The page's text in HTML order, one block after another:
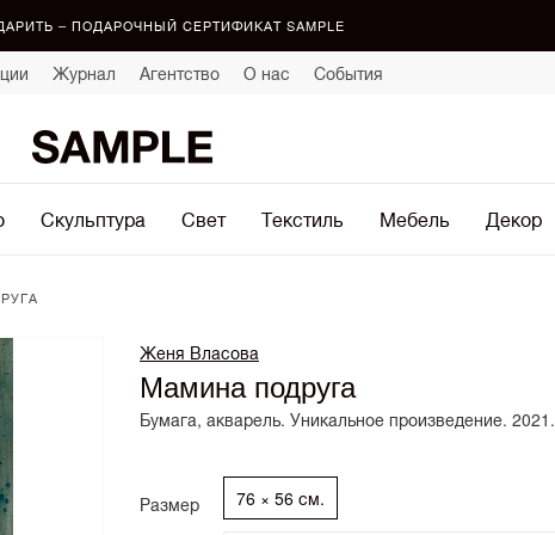
– ПОДАРОЧНЫЙ СЕРТИФИКАТ SAMPLE
Журнал Агентство О нас События
Скульптура Свет Текстиль Мебель Декор
Женя Власова
Мамина подруга
Бумага, акварель. Уникальное произведение. 2021.
Размер 76 × 56 см.